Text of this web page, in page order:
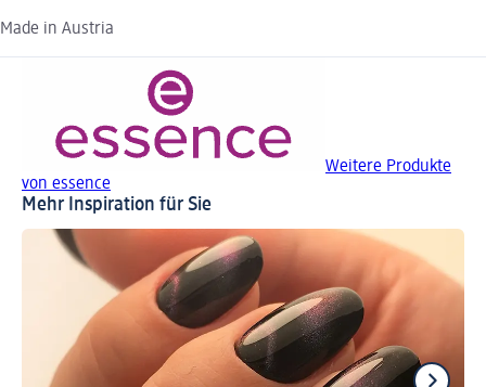
Made in Austria
Weitere Produkte
von essence
Mehr Inspiration für Sie